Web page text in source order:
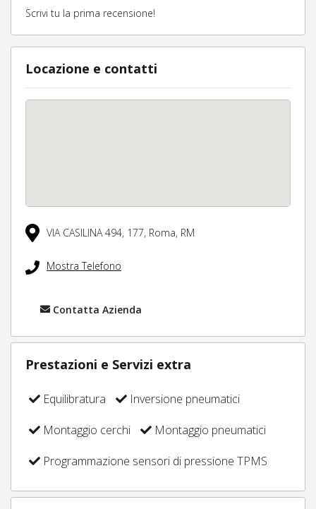
Scrivi tu la prima recensione!
Locazione e contatti
VIA CASILINA 494, 177, Roma, RM
Mostra Telefono
Contatta Azienda
Prestazioni e Servizi extra
Equilibratura
Inversione pneumatici
Montaggio cerchi
Montaggio pneumatici
Programmazione sensori di pressione TPMS